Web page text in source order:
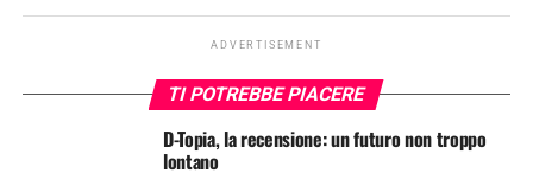
ADVERTISEMENT
TI POTREBBE PIACERE
D-Topia, la recensione: un futuro non troppo
lontano